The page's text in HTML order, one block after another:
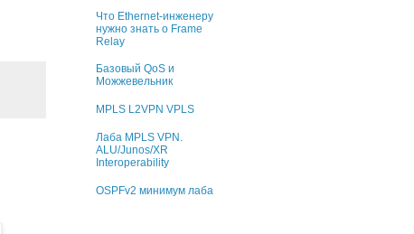
Что Ethernet-инженеру
нужно знать о Frame
Relay
Базовый QoS и
Можжевельник
MPLS L2VPN VPLS
Лаба MPLS VPN.
ALU/Junos/XR
Interoperability
OSPFv2 минимум лаба